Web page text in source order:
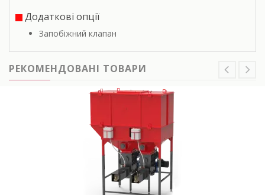
Додаткові опції
Запобіжний клапан
РЕКОМЕНДОВАНІ ТОВАРИ